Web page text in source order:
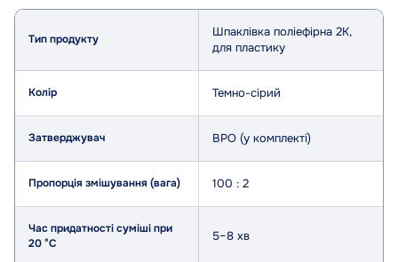
Тип продукту
Шпаклівка поліефірна 2К,
для пластику
Колір Темно-сірий
Затверджувач BPO (у комплекті)
Пропорція змішування (вага) 100 : 2
Час придатності суміші при
20 °C
5–8 хв